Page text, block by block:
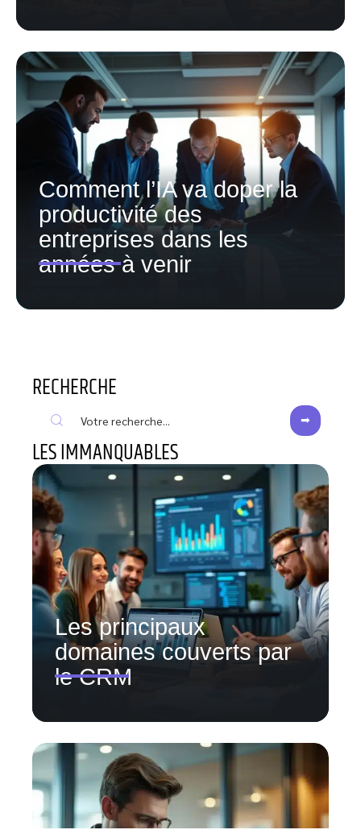
Comment l’IA va doper la
productivité des
entreprises dans les
années à venir
RECHERCHE
LES IMMANQUABLES
Les principaux
domaines couverts par
le CRM